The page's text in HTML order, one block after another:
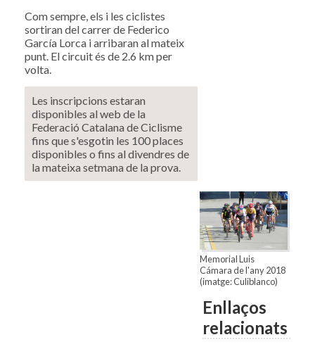
Com sempre, els i les ciclistes
sortiran del carrer de Federico
García Lorca i arribaran al mateix
punt. El circuit és de 2.6 km per
volta.
Les inscripcions estaran
disponibles al web de la
Federació Catalana de Ciclisme
fins que s'esgotin les 100 places
disponibles o fins al divendres de
la mateixa setmana de la prova.
Memorial Luis
Cámara de l'any 2018
(imatge: Culiblanco)
Enllaços
relacionats